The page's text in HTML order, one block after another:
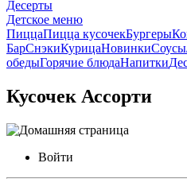
Десерты
Детское меню
ПиццаПицца кусочекБургеры
БарСнэкиКурицаНовинки
обедыГорячие блюдаНапитки
Кусочек Ассорти
Войти